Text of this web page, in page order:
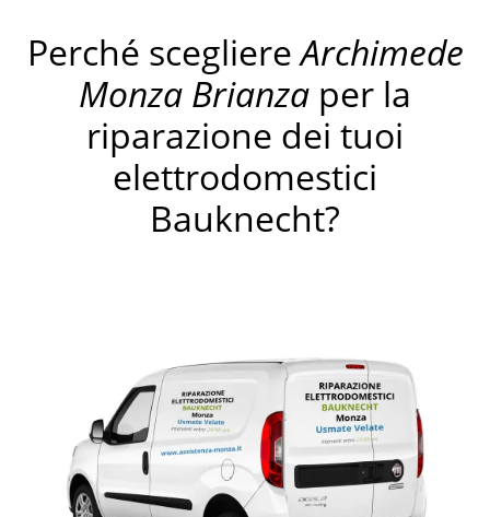
Perché scegliereArchimede
Monza Brianza per la
riparazione dei tuoi
elettrodomestici
Bauknecht?